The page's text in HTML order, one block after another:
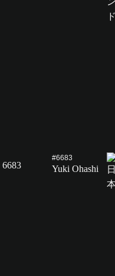
6683
#6683
Yuki Ohashi